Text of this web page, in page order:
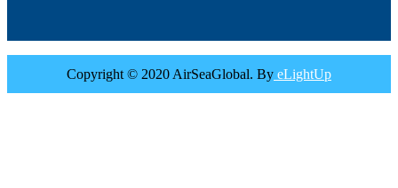
Copyright © 2020 AirSeaGlobal. By eLightUp